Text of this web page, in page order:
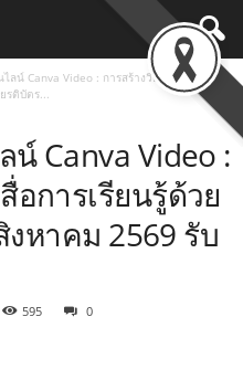
ลน์ Canva Video : การสร้างวิดีโอและสื่อการ
รติบัตร...
Canva Video :
อการเรียนรู้ด้วย
งหาคม 2569 รับ
595 0